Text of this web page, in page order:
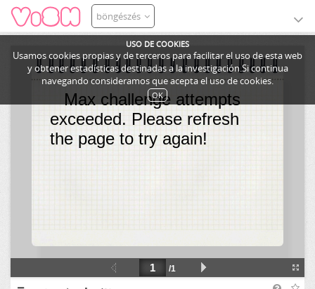
USO DE COOKIES
Usamos cookies propias y de terceros para facilitar el uso de esta web
y obtener estadísticas destinadas a la investigación.Si continua
navegando consideramos que acepta el uso de cookies.
OK
böngészés